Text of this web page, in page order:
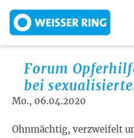
Forum
bei
Mo., 06.04.2020
Ohnmächtig, verzweifelt